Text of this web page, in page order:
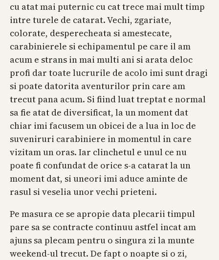
cu atat mai puternic cu cat trece mai mult timp
intre turele de catarat. Vechi, zgariate,
colorate, desperecheata si amestecate,
carabinierele si echipamentul pe care il am
acum e strans in mai multi ani si arata deloc
profi dar toate lucrurile de acolo imi sunt dragi
si poate datorita aventurilor prin care am
trecut pana acum. Si fiind luat treptat e normal
sa fie atat de diversificat, la un moment dat
chiar imi facusem un obicei de a lua in loc de
suveniruri carabiniere in momentul in care
vizitam un oras. Iar clinchetul e unul ce nu
poate fi confundat de orice s-a catarat la un
moment dat, si uneori imi aduce aminte de
rasul si veselia unor vechi prieteni.
Pe masura ce se apropie data plecarii timpul
pare sa se contracte continuu astfel incat am
ajuns sa plecam pentru o singura zi la munte
weekend-ul trecut. De fapt o noapte si o zi,